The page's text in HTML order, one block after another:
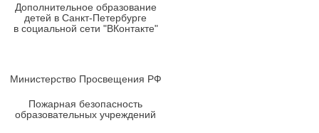
Дополнительное образование
детей в Санкт-Петербурге
в социальной сети "ВКонтакте"
Министерство Просвещения РФ
Пожарная безопасность
образовательных учреждений